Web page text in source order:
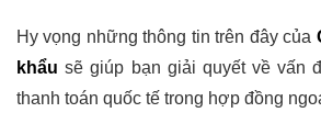
Hy vọng những thông tin trên đây của
khẩu sẽ giúp bạn giải quyết về vấn
thanh toán quốc tế trong hợp đồng